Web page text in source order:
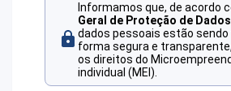
Informamos que, de acordo
Geral de Proteção de Dados
dados pessoais estão
forma segura e
os direitos do
individual (MEI).